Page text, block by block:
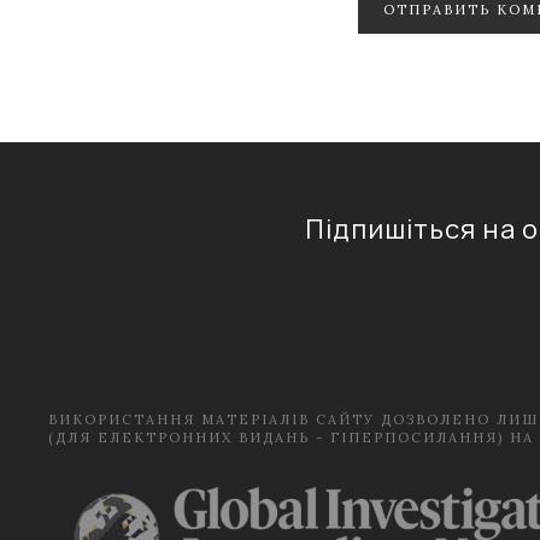
ОТПРАВИТЬ
Підпишіться на
ВИКОРИСТАННЯ МАТЕРІАЛІВ САЙТУ ДОЗВОЛЕНО
(ДЛЯ ЕЛЕКТРОННИХ ВИДАНЬ - ГІПЕРПОСИЛАННЯ) НА